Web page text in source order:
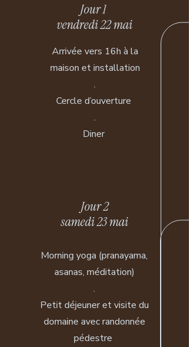
Arrivée vers 16h à la
maison et installation
.
Cercle d’ouverture
.
Diner
Jour 1
vendredi 22 mai
Morning yoga (pranayama,
asanas, méditation)
​.
Petit déjeuner et visite du
domaine avec randonnée
pédestre
Jour 2
samedi 23 mai